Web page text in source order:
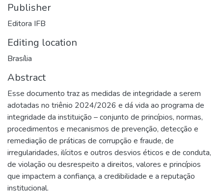
Publisher
Editora IFB
Editing location
Brasília
Abstract
Esse documento traz as medidas de integridade a serem
adotadas no triênio 2024/2026 e dá vida ao programa de
integridade da instituição – conjunto de princípios, normas,
procedimentos e mecanismos de prevenção, detecção e
remediação de práticas de corrupção e fraude, de
irregularidades, ilícitos e outros desvios éticos e de conduta,
de violação ou desrespeito a direitos, valores e princípios
que impactem a confiança, a credibilidade e a reputação
institucional.